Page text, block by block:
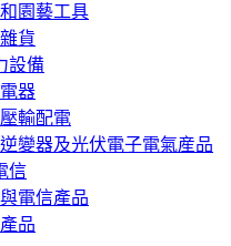
園藝工具
貨
設備
器
輸配電
變器及光伏電子電氣産品
信
電信產品
品